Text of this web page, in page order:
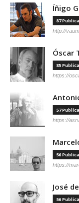
Íñigo
87
http://
Óscar
85
https://
57
https://
56
https://
José
56